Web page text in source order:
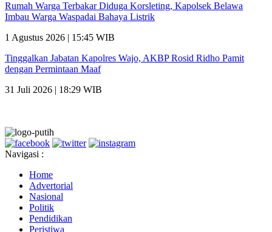
Rumah Warga Terbakar Diduga Korsleting, Kapolsek Belawa
Imbau Warga Waspadai Bahaya Listrik
1 Agustus 2026 | 15:45 WIB
Tinggalkan Jabatan Kapolres Wajo, AKBP Rosid Ridho Pamit
dengan Permintaan Maaf
31 Juli 2026 | 18:29 WIB
Navigasi :
Home
Advertorial
Nasional
Politik
Pendidikan
Peristiwa